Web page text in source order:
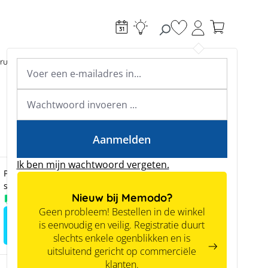
Academy & webinars
Expertkennis
Tools
Je hebt 0 items op
Ik ben mijn wachtwoord vergeten.
Aanmelden
Nieuw bij Memodo?
Geen probleem! Bestellen in de winkel
is eenvoudig en veilig. Registratie duurt
slechts enkele ogenblikken en is
uitsluitend gericht op commerciële
klanten.
Toebehoren
Prijzen zijn alleen zichtbaar voor zakelijke klanten na
succesvolle registratie.
Meld je aan voor het zien van
prijzen